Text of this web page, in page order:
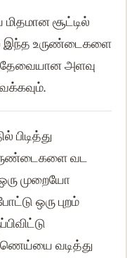
சூட்டில்
இந்த உருண்டைகளை
தேவையான அளவு
வட
முறையோ
ஒரு புறம்
வடித்து